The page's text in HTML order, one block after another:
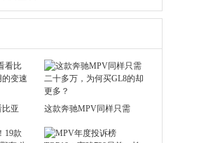
亚 这款奔驰MPV同样只需